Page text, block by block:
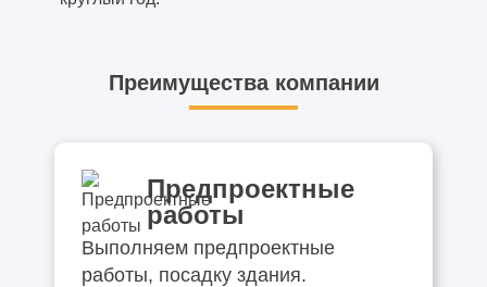
Преимущества компании
Предпроектные
работы
Выполняем предпроектные
работы, посадку здания.